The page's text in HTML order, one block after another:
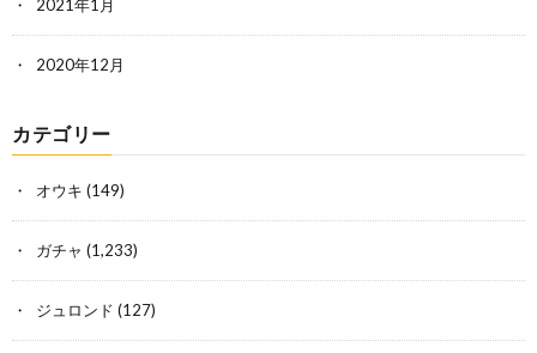
2021年1月
2020年12月
カテゴリー
オウキ (149)
ガチャ (1,233)
ジュロンド (127)